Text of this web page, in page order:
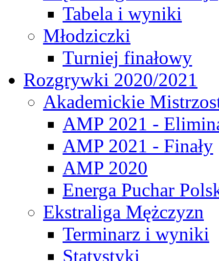
Tabela i wyniki
Młodziczki
Turniej finałowy
Rozgrywki 2020/2021
Akademickie
AMP 2021 -
AMP 2021 - Finały
AMP 2020
Energa Puchar
Ekstraliga Mężczyzn
Terminarz i wyniki
Statystyki